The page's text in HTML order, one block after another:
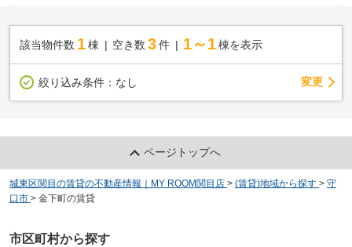
該当物件数 1棟 空き数 3 件 1～1 棟を表示
絞り込み条件： なし 変更
ページトップへ
城東区関目の賃貸の不動産情報｜MY ROOM関目店 > (賃貸)地域から探す > 守
口市 > 金下町の賃貸
市区町村から探す